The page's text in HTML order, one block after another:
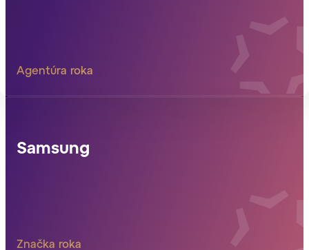
Agentúra roka
Samsung
Značka roka